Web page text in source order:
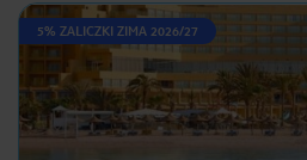
5% ZALICZKI ZIMA 2026/27